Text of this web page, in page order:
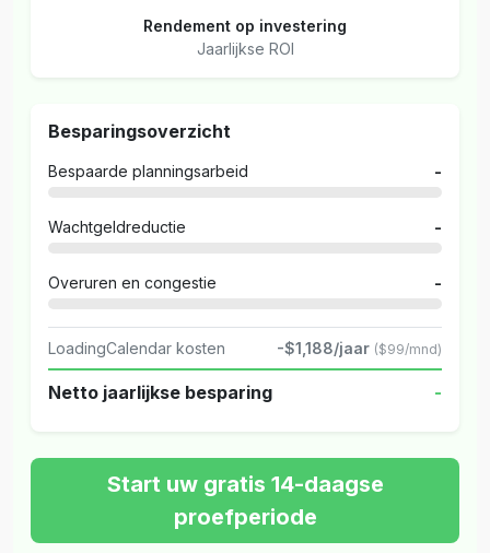
Rendement op investering
Jaarlijkse ROI
Besparingsoverzicht
Bespaarde planningsarbeid -
Wachtgeldreductie -
Overuren en congestie -
LoadingCalendar kosten -$1,188/jaar ($99/mnd)
Netto jaarlijkse besparing -
Start uw gratis 14-daagse
proefperiode